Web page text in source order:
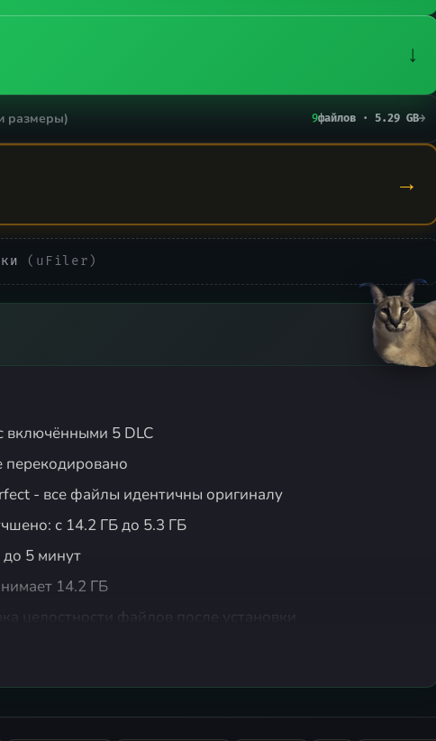
↓
размеры) 9файлов · 5.29 GB→
→
(uFiler)
включёнными 5 DLC
перекодировано
- все файлы идентичны оригиналу
с 14.2 ГБ до 5.3 ГБ
до 5 минут
14.2 ГБ
целостности файлов после установки
игры
Accessory (Spirit Stone Flashlight Hat & Fox Mask)